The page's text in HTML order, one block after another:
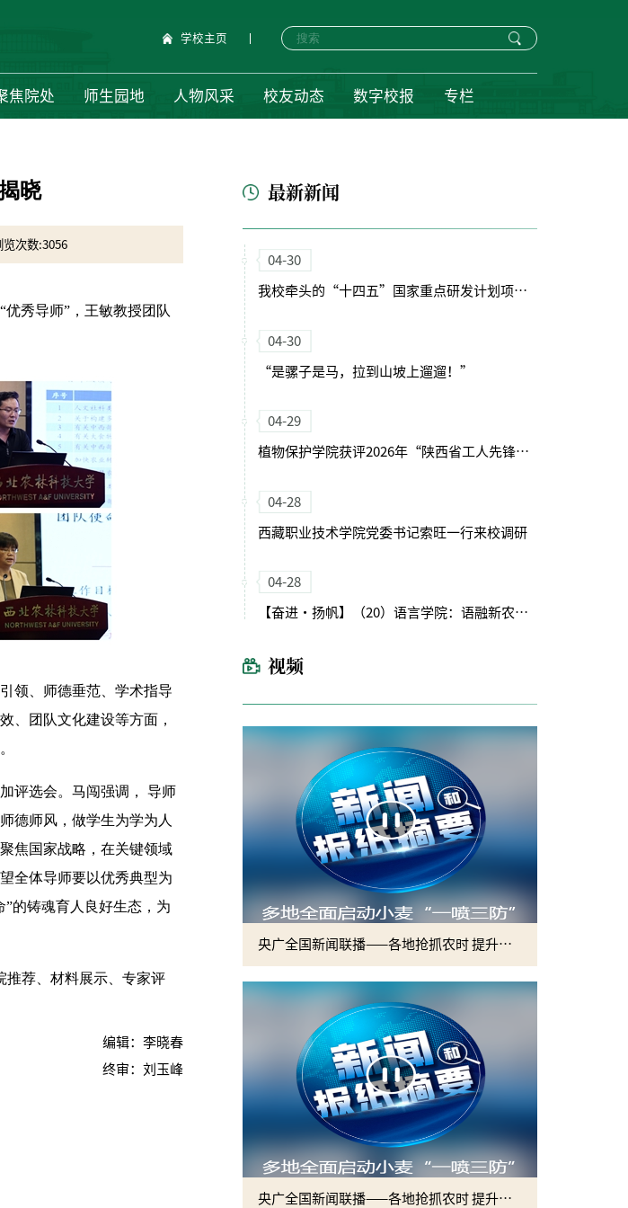
学校主页
焦院处 师生园地 人物风采 校友动态 数字校报 专栏
晓
览次数:3056
秀导师”，王敏教授团队
领、师德垂范、学术指导
、团队文化建设等方面，
评选会。马闯强调， 导师
德师风，做学生为学为人
焦国家战略，在关键领域
全体导师要以优秀典型为
的铸魂育人良好生态，为
推荐、材料展示、专家评
编辑：李晓春
终审：刘玉峰
最新新闻
04-30
我校牵头的“十四五”国家重点研发计划项目启动会暨实施方案论证会顺利召开
04-30
“是骡子是马，拉到山坡上遛遛！”
04-29
植物保护学院获评2026年“陕西省工人先锋号”
04-28
西藏职业技术学院党委书记索旺一行来校调研
04-28
【奋进・扬帆】（20）语言学院：语融新农启征程 文润育人谱新篇
视频
央广全国新闻联播——各地抢抓农时 提升春管效率 夯实夏粮增收基础 (2)
央广全国新闻联播——各地抢抓农时 提升春管效率 夯实夏粮增收基础 (1)